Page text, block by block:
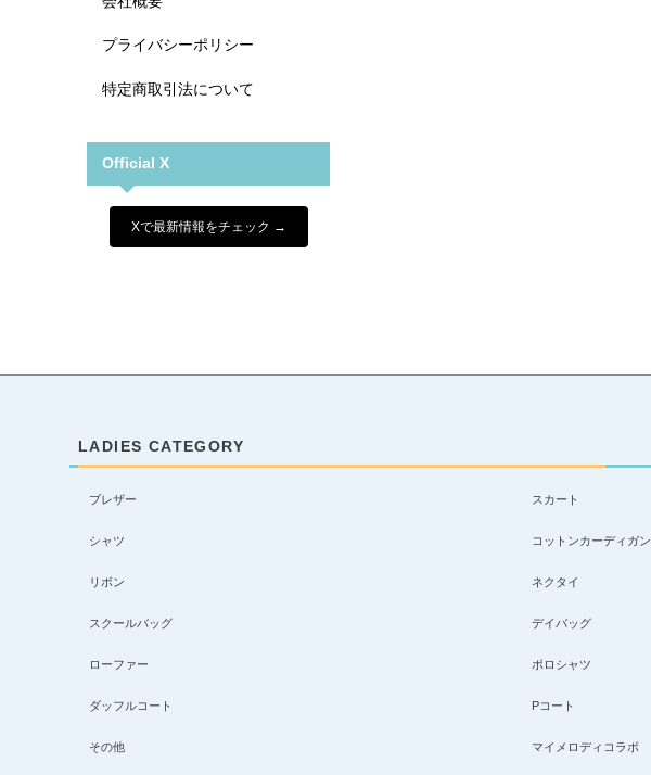
プライバシーポリシー
特定商取引法について
Official X
Xで最新情報をチェック →
LADIES CATEGORY
ブレザー スカート
シャツ コットンカーディガン
リボン ネクタイ
スクールバッグ デイバッグ
ローファー ポロシャツ
ダッフルコート Pコート
その他 マイメロディコラボ